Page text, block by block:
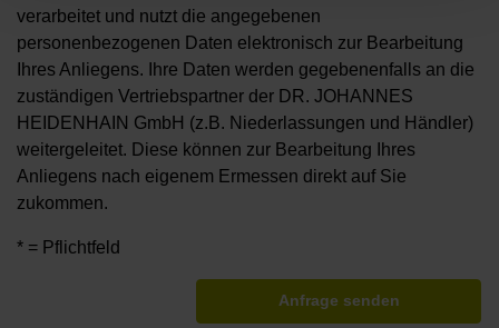
verarbeitet und nutzt die angegebenen
personenbezogenen Daten elektronisch zur Bearbeitung
Ihres Anliegens. Ihre Daten werden gegebenenfalls an die
zuständigen Vertriebspartner der DR. JOHANNES
HEIDENHAIN GmbH (z.B. Niederlassungen und Händler)
weitergeleitet. Diese können zur Bearbeitung Ihres
Anliegens nach eigenem Ermessen direkt auf Sie
zukommen.
* = Pflichtfeld
Anfrage senden